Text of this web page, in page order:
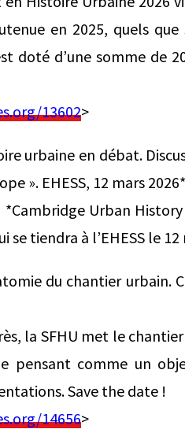
en 2025, quels
doté d’une somme de
13602>
urbaine en débat.
». EHESS, 12 mars 2026*
Urban
se tiendra à l’EHESS le
du chantier urbain.
la SFHU met le
comme un
Save the date !
14656>